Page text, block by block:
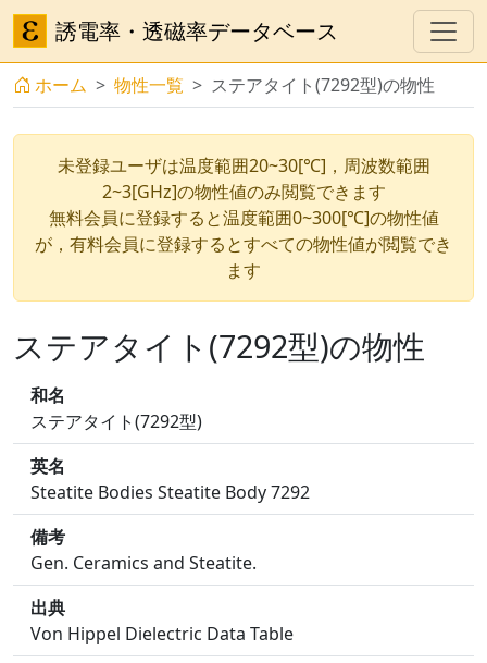
誘電率・透磁率データベース
ホーム 物性一覧 ステアタイト(7292型)の物性
未登録ユーザは温度範囲20~30[℃]，周波数範囲
2~3[GHz]の物性値のみ閲覧できます
無料会員に登録すると温度範囲0~300[℃]の物性値
が，有料会員に登録するとすべての物性値が閲覧でき
ます
ステアタイト(7292型)の物性
和名
ステアタイト(7292型)
英名
Steatite Bodies Steatite Body 7292
備考
Gen. Ceramics and Steatite.
出典
Von Hippel Dielectric Data Table